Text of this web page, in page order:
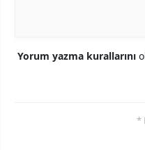
Yorum yazma kurallarını
*